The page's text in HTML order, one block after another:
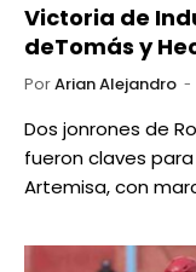
Victoria de
deTomás y
PorArian Alejandro
Dos jonrones de
fueron claves
Artemisa, con